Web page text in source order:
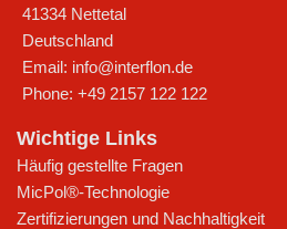
41334 Nettetal
Deutschland
Email: info@interflon.de
Phone: +49 2157 122 122
Wichtige Links
Häufig gestellte Fragen
MicPol®-Technologie
Zertifizierungen und Nachhaltigkeit